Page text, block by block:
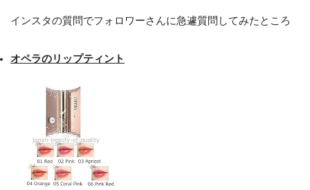
インスタの質問でフォロワーさんに急遽質問してみたところ
オペラのリップティント